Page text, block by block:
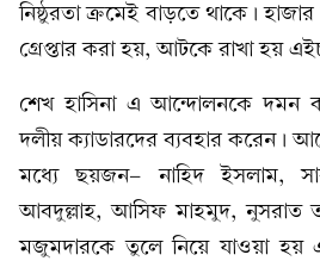
নিষ্ঠুরতা ক্রমেই বাড়তে থাকে।
গ্রেপ্তার করা হয়, আটকে রাখা হয়
শেখ হাসিনা এ আন্দোলনকে দমন
দলীয় ক্যাডারদের ব্যবহার করেন।
মধ্যে ছয়জন- নাহিদ ইসলাম,
আবদুল্লাহ, আসিফ মাহমুদ, নুসরাত
মজুমদারকে তুলে নিয়ে যাওয়া হয়